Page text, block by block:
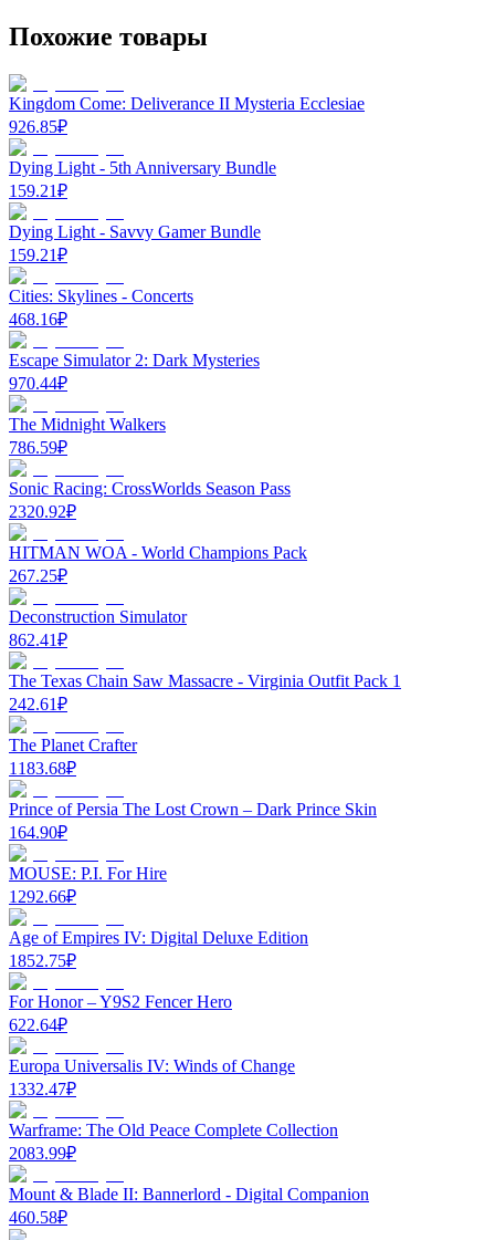
Похожие товары
Kingdom Come: Deliverance II Mysteria Ecclesiae
926.85₽
Dying Light - 5th Anniversary Bundle
159.21₽
Dying Light - Savvy Gamer Bundle
159.21₽
Cities: Skylines - Concerts
468.16₽
Escape Simulator 2: Dark Mysteries
970.44₽
The Midnight Walkers
786.59₽
Sonic Racing: CrossWorlds Season Pass
2320.92₽
HITMAN WOA - World Champions Pack
267.25₽
Deconstruction Simulator
862.41₽
The Texas Chain Saw Massacre - Virginia Outfit Pack 1
242.61₽
The Planet Crafter
1183.68₽
Prince of Persia The Lost Crown – Dark Prince Skin
164.90₽
MOUSE: P.I. For Hire
1292.66₽
Age of Empires IV: Digital Deluxe Edition
1852.75₽
For Honor – Y9S2 Fencer Hero
622.64₽
Europa Universalis IV: Winds of Change
1332.47₽
Warframe: The Old Peace Complete Collection
2083.99₽
Mount & Blade II: Bannerlord - Digital Companion
460.58₽